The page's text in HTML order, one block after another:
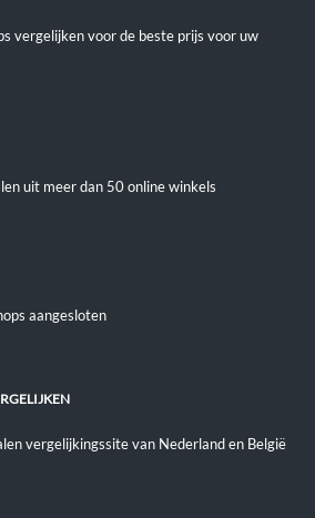
vergelijken voor de beste prijs voor uw
uit meer dan 50 online winkels
aangesloten
vergelijkingssite van Nederland en België